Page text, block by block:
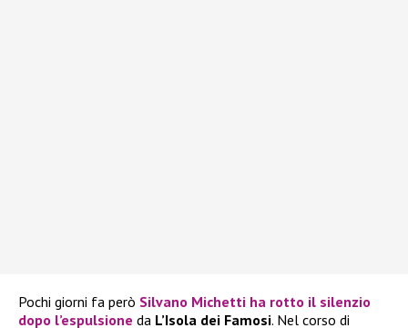
Pochi giorni fa però Silvano Michetti ha rotto il silenzio
dopo l’espulsione da L’Isola dei Famosi. Nel corso di